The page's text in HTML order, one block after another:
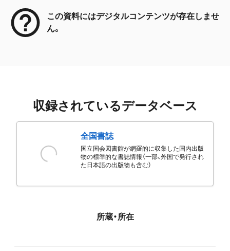
この資料にはデジタルコンテンツが存在しませ
ん。
収録されているデータベース
全国書誌
国立国会図書館が網羅的に収集した国内出版
物の標準的な書誌情報（一部、外国で発行され
た日本語の出版物も含む）
所蔵・所在